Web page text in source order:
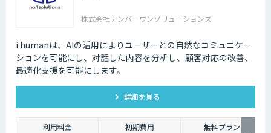
株式会社ナンバーワンソリューションズ
i.humanは、AIの活用によりユーザーとの自然なコミュニケー
ションを可能にし、対話した内容を分析し、顧客対応の改善、
最適化支援を可能にします。
詳細を見る
利用料金 初期費用
無料プラン